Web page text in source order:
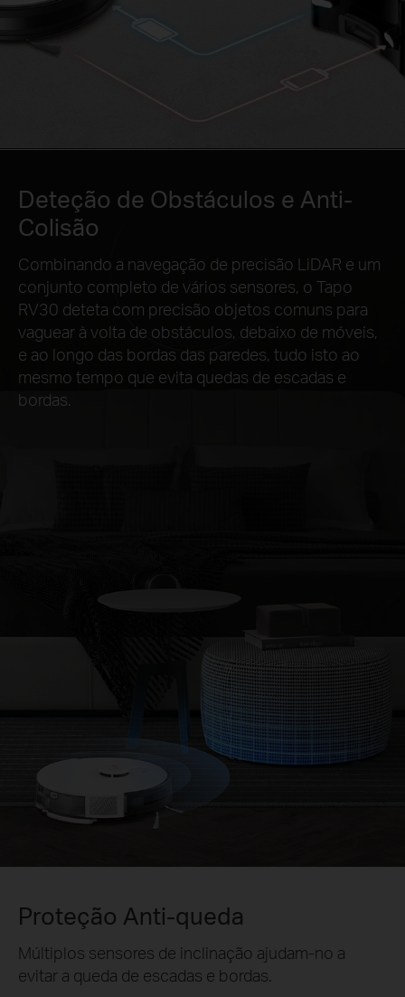
Deteção de Obstáculos e Anti-
Colisão
Combinando a navegação de precisão LiDAR e um
conjunto completo de vários sensores, o Tapo
RV30 deteta com precisão objetos comuns para
vaguear à volta de obstáculos, debaixo de móveis,
e ao longo das bordas das paredes, tudo isto ao
mesmo tempo que evita quedas de escadas e
bordas.
Proteção Anti-queda
Múltiplos sensores de inclinação ajudam-no a
evitar a queda de escadas e bordas.